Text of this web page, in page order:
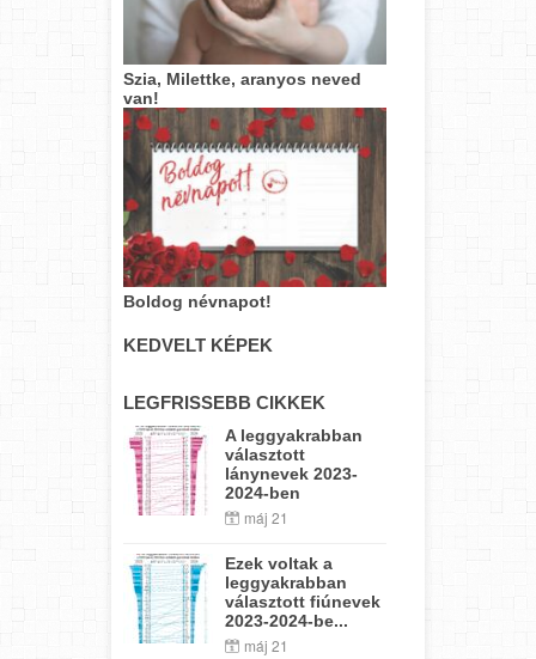
Szia, Milettke, aranyos neved
van!
Boldog névnapot!
KEDVELT KÉPEK
LEGFRISSEBB CIKKEK
A leggyakrabban
választott
lánynevek 2023-
2024-ben
máj 21
Ezek voltak a
leggyakrabban
választott fiúnevek
2023-2024-be...
máj 21